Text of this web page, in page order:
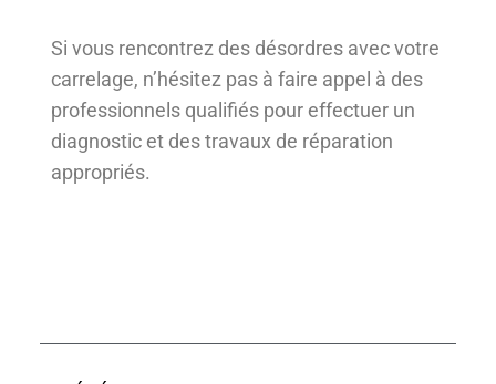
Si vous rencontrez des désordres avec votre
carrelage, n’hésitez pas à faire appel à des
professionnels qualifiés pour effectuer un
diagnostic et des travaux de réparation
appropriés.